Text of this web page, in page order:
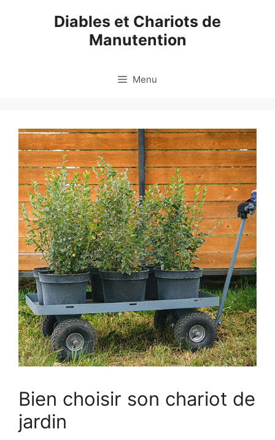
Diables et Chariots de
Manutention
Menu
Bien choisir son chariot de
jardin